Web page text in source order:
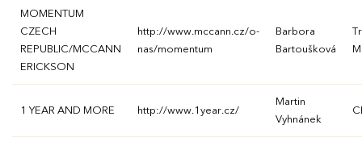
MOMENTUM
CZECH
REPUBLIC/MCCANN
ERICKSON
http://www.mccann.cz/o-
nas/momentum
Barbora
Bartoušková
1 YEAR AND MORE http://www.1year.cz/
Martin
Vyhnánek